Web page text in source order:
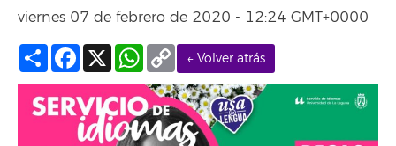
viernes 07 de febrero de 2020 - 12:24 GMT+0000
← Volver atrás
Compartir
Facebook
X WhatsApp
Copy
Link